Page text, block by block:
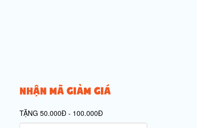
NHẬN MÃ GIẢM GIÁ
TẶNG 50.000Đ - 100.000Đ